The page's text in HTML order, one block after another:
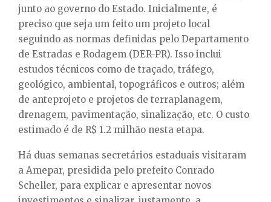
junto ao governo do Estado. Inicialmente, é
preciso que seja um feito um projeto local
seguindo as normas definidas pelo Departamento
de Estradas e Rodagem (DER-PR). Isso inclui
estudos técnicos como de traçado, tráfego,
geológico, ambiental, topográficos e outros; além
de anteprojeto e projetos de terraplanagem,
drenagem, pavimentação, sinalização, etc. O custo
estimado é de R$ 1.2 milhão nesta etapa.
Há duas semanas secretários estaduais visitaram
a Amepar, presidida pelo prefeito Conrado
Scheller, para explicar e apresentar novos